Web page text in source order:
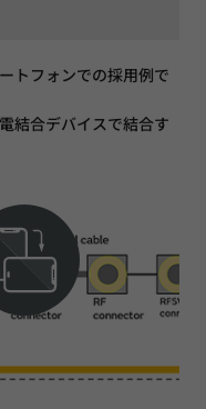
トフォンでの採用例で
結合デバイスで結合す